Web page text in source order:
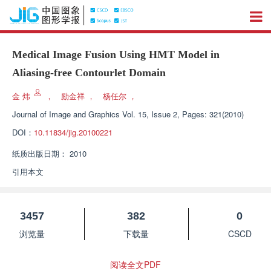
Medical Image Fusion Using HMT Model in
Aliasing-free Contourlet Domain
金 炜 ， 励金祥 ， 杨任尔 ，
Journal of Image and Graphics Vol. 15, Issue 2, Pages: 321(2010)
DOI： 10.11834/jig.20100221
纸质出版日期： 2010
引用本文
3457
浏览量
382
下载量
0
CSCD
阅读全文PDF